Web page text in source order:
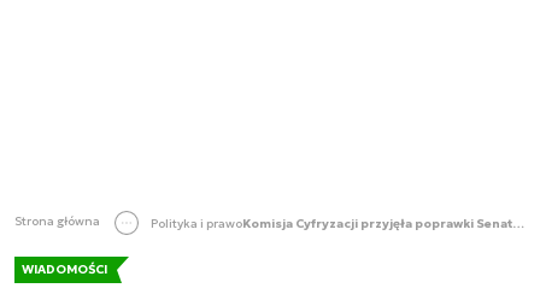
Strona główna Polityka i prawo Komisja Cyfryzacji przyjęła poprawki Senatu ws. Megaustawy
WIADOMOŚCI